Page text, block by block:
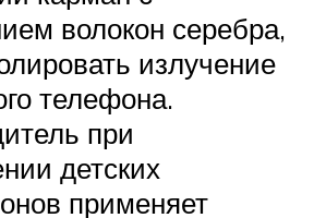
волокон серебра,
излучение
телефона.
при
детских
применяет